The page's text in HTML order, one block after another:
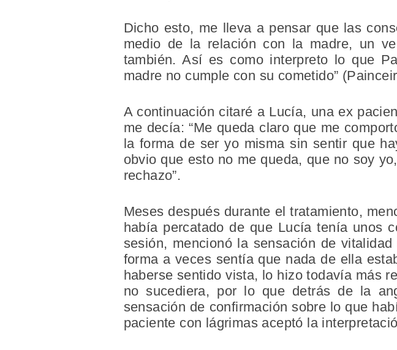
Dicho esto, me lleva a pensar que las
medio de la relación con la madre, un
también. Así es como interpreto lo que
madre no cumple con su cometido”
A continuación citaré a Lucía, una ex
me decía: “Me queda claro que me
la forma de ser yo misma sin sentir que
obvio que esto no me queda, que no soy
rechazo”.
Meses después durante el tratamiento,
había percatado de que Lucía tenía unos
sesión, mencionó la sensación de
forma a veces sentía que nada de ella
haberse sentido vista, lo hizo todavía más
no sucediera, por lo que detrás de la
sensación de confirmación sobre lo que
paciente con lágrimas aceptó la